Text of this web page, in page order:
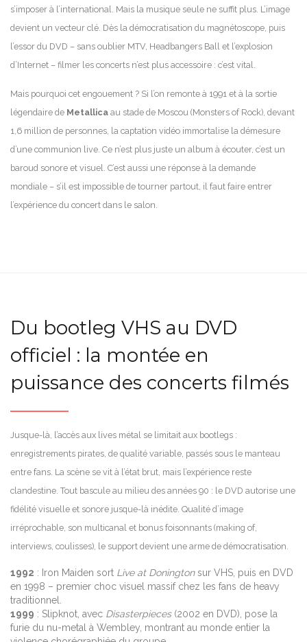
s’imposer à l’international. Mais la musique seule ne suffit plus. L’image
devient un vecteur clé. Dès la démocratisation du magnétoscope, puis
l’essor du DVD – sans oublier MTV, Headbangers Ball et l’explosion
d’Internet – filmer les concerts n’est plus accessoire : c’est vital.
Mais pourquoi cet engouement ? Si l’on remonte à 1991 et à la sortie
légendaire de Metallica au stade de Moscou (Monsters of Rock), devant
1,6 million de personnes, la captation vidéo immortalise la démesure
d’une communion live. Ce n’est plus juste un album à écouter, c’est un
baroud sonore et visuel. C’est aussi une réponse à la demande
mondiale – s’il est impossible de tourner partout, il faut faire entrer
l’expérience du concert dans le salon.
Du bootleg VHS au DVD
officiel : la montée en
puissance des concerts filmés
Jusque-là, l’accès aux lives métal se limitait aux bootlegs :
enregistrements pirates, de qualité variable, passés sous le manteau
entre fans. La scène se vit à l’état brut, mais l’expérience reste
clandestine. Tout bascule au milieu des années 90 : le DVD autorise une
fidélité visuelle et sonore jusque-là inédite. Qualité d’image
irréprochable, son multicanal et bonus foisonnants (making of,
interviews, coulisses), le support devient une arme de démocratisation.
1992 : Iron Maiden sort Live at Doningtonsur VHS, puis en DVD
en 1998 – premier choc visuel massif chez les fans de heavy
traditionnel.
1999 : Slipknot, avec Disasterpieces(2002 en DVD), pose la
furie du nu-metal à Wembley, montrant au monde entier la